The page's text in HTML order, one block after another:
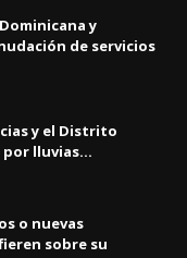
y
de servicios
y el Distrito
lluvias...
o nuevas
sobre su